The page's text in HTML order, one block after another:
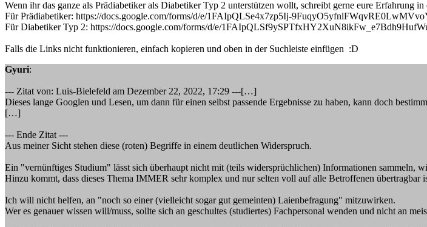
Wenn ihr das ganze als Prädiabetiker als Diabetiker Typ 2 unterstützen wollt, schreibt gerne eure Erfahrung in
Für Prädiabetiker: https://docs.google.com/forms/d/e/1FAIpQLSe4x7zp5Ij-
Für Diabetiker Typ 2: https://docs.google.com/forms/d/e/
Falls die Links nicht funktionieren, einfach kopieren und oben in der Suchleiste einfügen :D
Gyuri:
--- Zitat von: Luis-Bielefeld am Dezember 22, 2022, 17:29 ---[…]
Dieses lange Googlen und Lesen, um dann für einen selbst passende Ergebnisse zu haben, kann doch
[…]
--- Ende Zitat ---
Aus meiner Sicht stehen diese (roten) Begriffe in einem deutlichen Widerspruch.
Ein "vernünftiges Studium" lässt sich überhaupt nicht mit (teils widersprüchlichen) Informationen sammeln,
Hinzu kommt, dass dieses Thema IMMER sehr komplex und nur selten voll auf alle Betroffenen übertragbar
Ich will nicht helfen, an "noch so einer (vielleicht sogar gut gemeinten) Laienbefragung" mitzuwirken.
Wer es genauer wissen will/muss, sollte sich an geschultes (studiertes) Fachpersonal wenden und nicht an